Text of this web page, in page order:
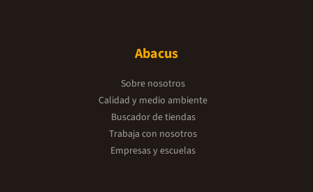
Abacus
Sobre nosotros
Calidad y medio ambiente
Buscador de tiendas
Trabaja con nosotros
Empresas y escuelas